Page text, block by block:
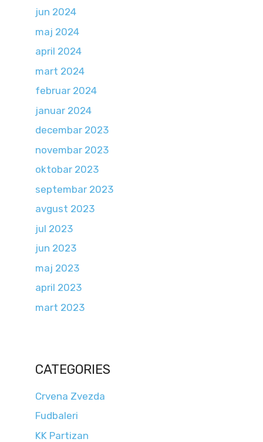
jun 2024
maj 2024
april 2024
mart 2024
februar 2024
januar 2024
decembar 2023
novembar 2023
oktobar 2023
septembar 2023
avgust 2023
jul 2023
jun 2023
maj 2023
april 2023
mart 2023
CATEGORIES
Crvena Zvezda
Fudbaleri
KK Partizan